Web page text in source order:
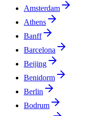
Amsterdam
Athens
Banff
Barcelona
Beijing
Benidorm
Berlin
Bodrum